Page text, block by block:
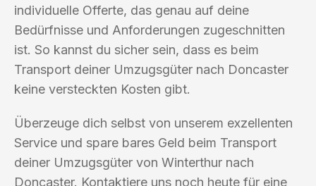
individuelle Offerte, das genau auf deine
Bedürfnisse und Anforderungen zugeschnitten
ist. So kannst du sicher sein, dass es beim
Transport deiner Umzugsgüter nach Doncaster
keine versteckten Kosten gibt.
Überzeuge dich selbst von unserem exzellenten
Service und spare bares Geld beim Transport
deiner Umzugsgüter von Winterthur nach
Doncaster. Kontaktiere uns noch heute für eine